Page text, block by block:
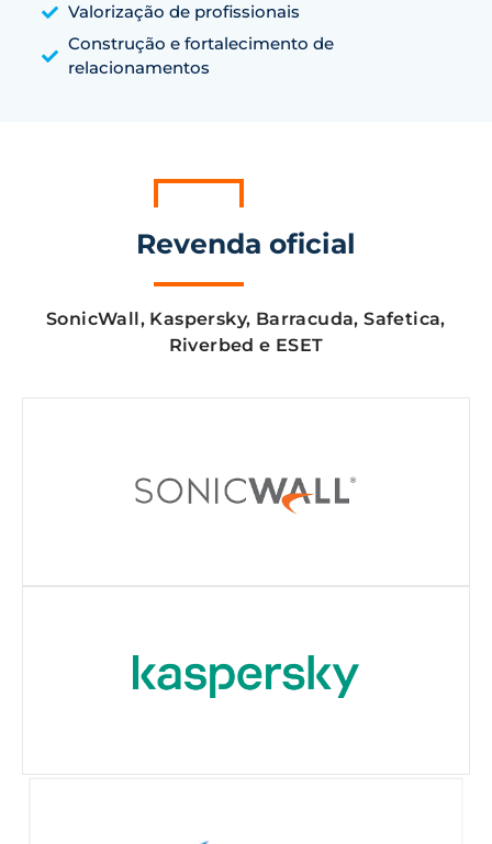
Valorização de profissionais
Construção e fortalecimento de
relacionamentos
Revenda oficial
SonicWall, Kaspersky, Barracuda, Safetica,
Riverbed e ESET